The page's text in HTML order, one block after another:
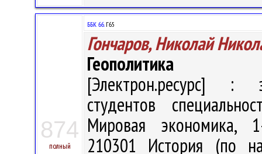
874
полный
ББК 66.Г65
Гончаров, Николай
Геополитика
[Электрон.ресурс] :
студентов
Мировая экономика,
210301 История (по